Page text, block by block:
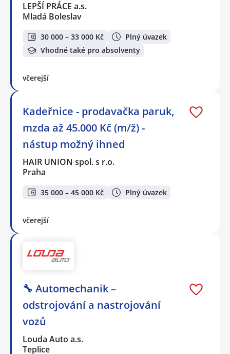
LEPŠÍ PRÁCE a.s.
Mladá Boleslav
30 000 – 33 000 Kč
Plný úvazek
Vhodné také pro absolventy
včerejší
Kadeřnice - prodavačka paruk,
mzda až 45.000 Kč (m/ž) -
nástup možný ihned
HAIR UNION spol. s r.o.
Praha
35 000 – 45 000 Kč Plný úvazek
včerejší
🔧 Automechanik –
odstrojování a nastrojování
vozů
Louda Auto a.s.
Teplice